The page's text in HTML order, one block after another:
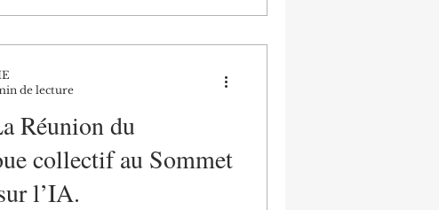
Réunion du
collectif au Sommet
l’IA.
de lecture